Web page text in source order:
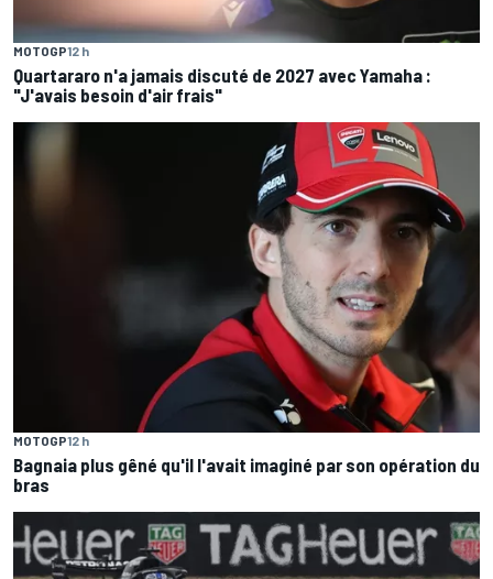
MOTOGP12 h
Quartararo n'a jamais discuté de 2027 avec Yamaha :
"J'avais besoin d'air frais"
MOTOGP12 h
Bagnaia plus gêné qu'il l'avait imaginé par son opération du
bras